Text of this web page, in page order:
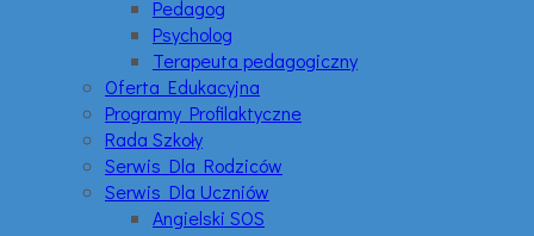
Pedagog
Psycholog
Terapeuta pedagogiczny
Oferta Edukacyjna
Programy Profilaktyczne
Rada Szkoły
Serwis Dla Rodziców
Serwis Dla Uczniów
Angielski SOS